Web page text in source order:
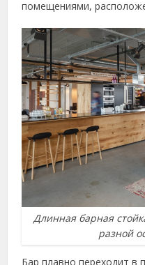
помещениями,
Длинная барная
разной
Бар плавно переходит в